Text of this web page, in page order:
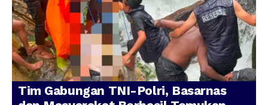
Tim Gabungan TNI-Polri, Basarnas